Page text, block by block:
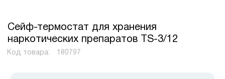
Сейф-термостат для хранения
наркотических препаратов TS-3/12
Код товара: 180797